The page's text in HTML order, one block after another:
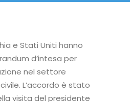
e Stati Uniti hanno
d’intesa per
nel settore
L’accordo è stato
visita del presidente